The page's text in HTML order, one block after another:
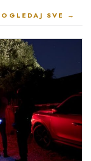
SVE →